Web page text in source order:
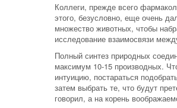
Коллеги, прежде всего
этого, безусловно, еще очень
множество животных, чтобы
исследование взаимосвязи
Полный синтез природных
максимум 10-15 производных.
интуицию, постараться
затем выбрать те, что будут
говорил, а на корень